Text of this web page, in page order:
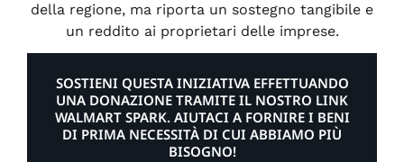
della regione, ma riporta un sostegno tangibile e
un reddito ai proprietari delle imprese.
SOSTIENI QUESTA INIZIATIVA EFFETTUANDO
UNA DONAZIONE TRAMITE IL NOSTRO LINK
WALMART SPARK. AIUTACI A FORNIRE I BENI
DI PRIMA NECESSITÀ DI CUI ABBIAMO PIÙ
BISOGNO!